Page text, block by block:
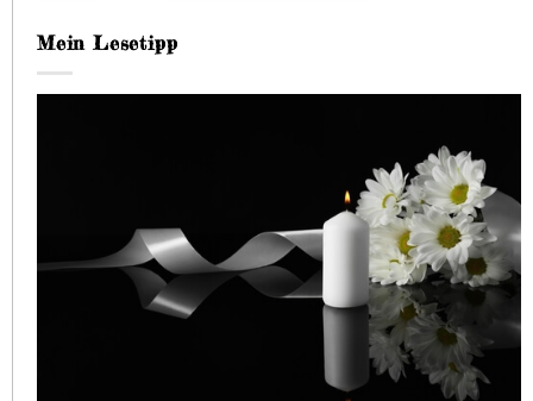
Mein Lesetipp